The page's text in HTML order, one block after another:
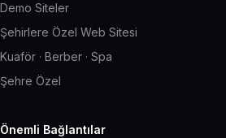
Demo Siteler
Şehirlere Özel Web Sitesi
Kuaför · Berber · Spa
Şehre Özel
Önemli Bağlantılar